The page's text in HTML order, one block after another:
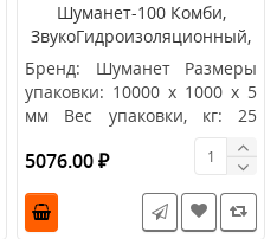
Шуманет-100 Комби,
ЗвукоГидроизоляционный,
рулон 10х1м, толщина 5мм
Бренд: Шуманет Размеры
упаковки: 10000 х 1000 х 5
мм Вес упаковки, кг: 25
5076.00 ₽